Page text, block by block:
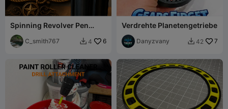
Spinning Revolver Pen
Holder
C_smith767  4 6
Verdrehte Planetengetriebe
Danyzvany  42 7